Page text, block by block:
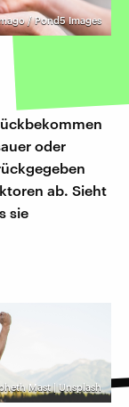
/ Pond5 Images
oder
ab. Sieht
sie
Mast | Unsplash